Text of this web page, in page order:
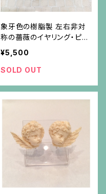
象牙色の樹脂製 左右非対
称の薔薇のイヤリング・ピア
ス
¥5,500
SOLD OUT